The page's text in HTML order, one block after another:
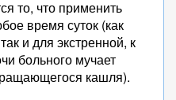
то, что применить
время суток (как
и для экстренной, к
больного мучает
кашля).